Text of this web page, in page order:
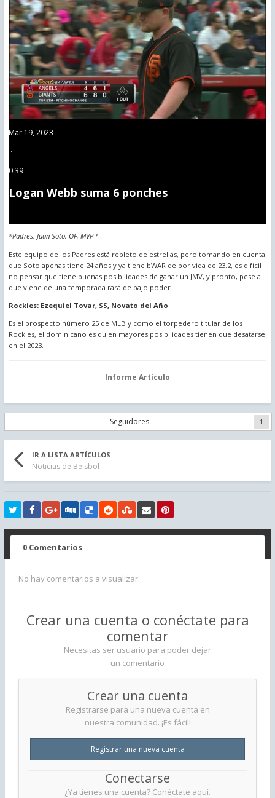
Mar 19, 2023
·
0:39
Logan Webb suma 6 ponches
*Padres: Juan Soto, OF, MVP *
Este equipo de los Padres está repleto de estrellas, pero tomando en cuenta
que Soto apenas tiene 24 años y ya tiene bWAR de por vida de 23.2, es difícil
no pensar que tiene buenas posibilidades de ganar un JMV, y pronto, pese a
que viene de una temporada rara de bajo poder.
Rockies: Ezequiel Tovar, SS, Novato del Año
Es el prospecto número 25 de MLB y como el torpedero titular de los
Rockies, el dominicano es quien mayores posibilidades tienen que desatarse
en el 2023.
Informe Artículo
Seguidores 1
IR A LISTA ARTÍCULOS
Noticias de Beisbol
0 Comentarios
No hay comentarios a visualizar.
Crear una cuenta o conéctate para
comentar
Necesitas ser usuario para poder dejar
un comentario
Crear una cuenta
Registrarse para una nueva cuenta en
nuestra comunidad. ¡Es fácil!
Registrar una nueva cuenta
Conectarse
¿Ya tienes una cuenta? Conéctate aquí.